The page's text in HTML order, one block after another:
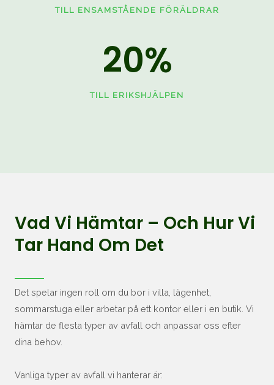
TILL ENSAMSTÅENDE FÖRÄLDRAR
20%
TILL ERIKSHJÄLPEN
Vad Vi Hämtar – Och Hur Vi
Tar Hand Om Det
Det spelar ingen roll om du bor i villa, lägenhet,
sommarstuga eller arbetar på ett kontor eller i en butik. Vi
hämtar de flesta typer av avfall och anpassar oss efter
dina behov.
Vanliga typer av avfall vi hanterar är: